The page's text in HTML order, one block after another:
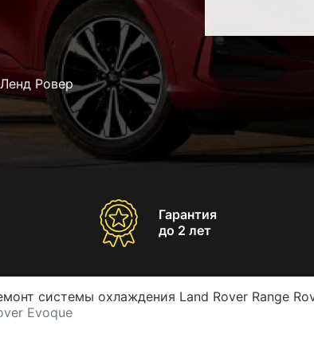
Ровер
Гарантия
до 2 лет
системы охлаждения Land Rover Range
Evoque